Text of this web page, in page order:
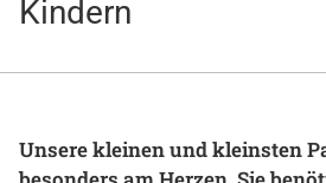
Kindern
Unsere kleinen und kleinsten